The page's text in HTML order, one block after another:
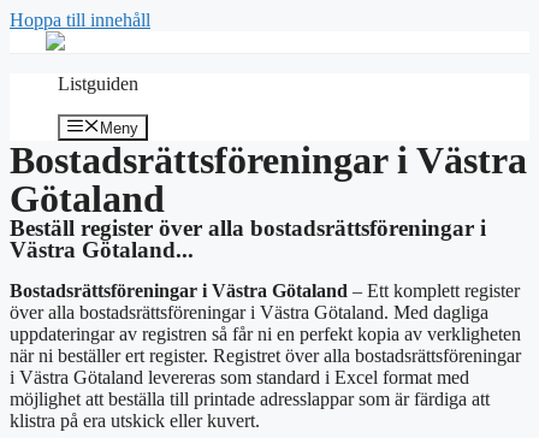
Hoppa till innehåll
Listguiden
Meny
Bostadsrättsföreningar i Västra
Götaland
Beställ register över alla bostadsrättsföreningar i
Västra Götaland...
Bostadsrättsföreningar i Västra Götaland – Ett komplett register
över alla bostadsrättsföreningar i Västra Götaland. Med dagliga
uppdateringar av registren så får ni en perfekt kopia av verkligheten
när ni beställer ert register. Registret över alla bostadsrättsföreningar
i Västra Götaland levereras som standard i Excel format med
möjlighet att beställa till printade adresslappar som är färdiga att
klistra på era utskick eller kuvert.